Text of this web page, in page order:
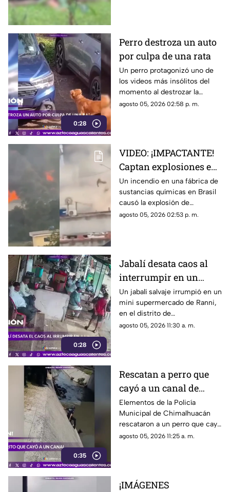
0:28
Perro destroza un auto
por culpa de una rata
Un perro protagonizó uno de
los videos más insólitos del
momento al destrozar la
defensa de un automóvil con
agosto 05, 2026 02:58 p. m.
VIDEO: ¡IMPACTANTE!
Captan explosiones en
alcantarillas tras el
incendio en una
fábrica
Un incendio en una fábrica de
sustancias químicas en Brasil
causó la explosión de
alcantarillas; el momento
agosto 05, 2026 02:53 p. m.
0:28
Jabalí desata caos al
interrumpir en un
comercio y embiste a
un hombre
Un jabalí salvaje irrumpió en un
mini supermercado de Ranni,
en el distrito de
Pathanamthitta, Kerala, India,
agosto 05, 2026 11:30 a. m.
0:35
Rescatan a perro que
cayó a un canal de
aguas negras en
Chimalhuacán
Elementos de la Policía
Municipal de Chimalhuacán
rescataron a un perro que cayó
a un canal de aguas negras,
agosto 05, 2026 11:25 a. m.
¡IMÁGENES